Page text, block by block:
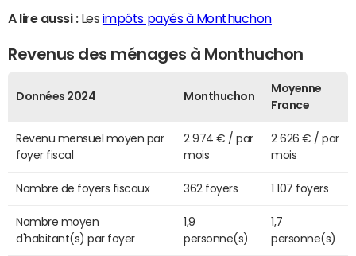
A lire aussi :Les impôts payés à Monthuchon
Revenus des ménages à Monthuchon
Données 2024 Monthuchon
Moyenne
France
Revenu mensuel moyen par
foyer fiscal
2 974 € / par
mois
2 626 € / par
mois
Nombre de foyers fiscaux 362 foyers 1 107 foyers
Nombre moyen
d'habitant(s) par foyer
1,9
personne(s)
1,7
personne(s)